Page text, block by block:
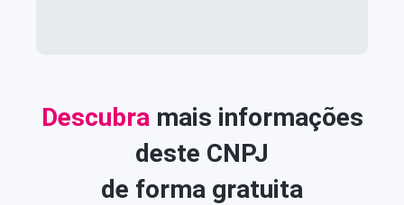
Descubra mais informações
deste CNPJ
de forma gratuita